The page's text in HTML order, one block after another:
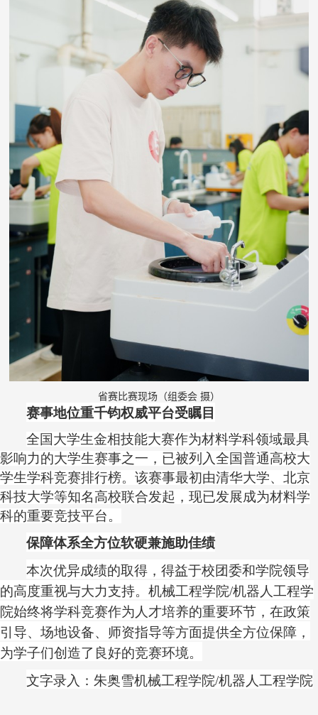
省赛比赛现场（组委会 摄）
赛事地位重千钧权威平台受瞩目
全国大学生金相技能大赛作为材料学科领域最具
影响力的大学生赛事之一，已被列入全国普通高校大
学生学科竞赛排行榜。该赛事最初由清华大学、北京
科技大学等知名高校联合发起，现已发展成为材料学
科的重要竞技平台。
保障体系全方位软硬兼施助佳绩
本次优异成绩的取得，得益于校团委和学院领导
的高度重视与大力支持。机械工程学院/机器人工程学
院始终将学科竞赛作为人才培养的重要环节，在政策
引导、场地设备、师资指导等方面提供全方位保障，
为学子们创造了良好的竞赛环境。
文字录入：朱奥雪机械工程学院/机器人工程学院